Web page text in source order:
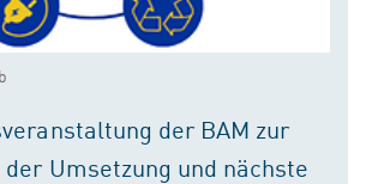
der BAM zur
der Umsetzung und nächste